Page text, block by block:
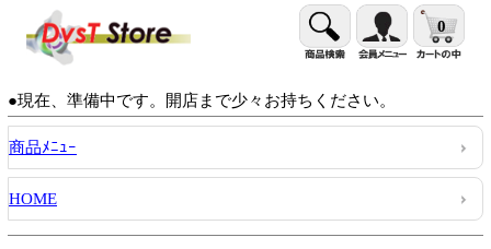
0
●現在、準備中です。開店まで少々お持ちください。
商品ﾒﾆｭｰ
HOME